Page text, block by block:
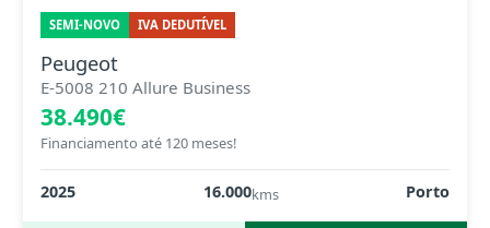
SEMI-NOVO IVA DEDUTÍVEL
Peugeot
E-5008 210 Allure Business
38.490€
Financiamento até 120 meses!
2025 16.000kms Porto